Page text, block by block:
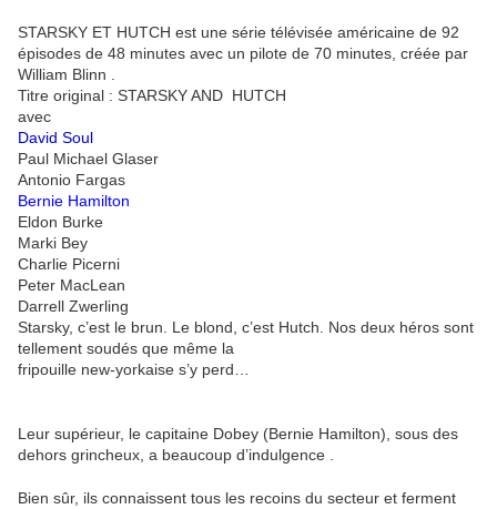
STARSKY ET HUTCH est une série télévisée américaine de 92
épisodes de 48 minutes avec un pilote de 70 minutes, créée par
William Blinn .
Titre original : STARSKY AND HUTCH
avec
David Soul
Paul Michael Glaser
Antonio Fargas
Bernie Hamilton
Eldon Burke
Marki Bey
Charlie Picerni
Peter MacLean
Darrell Zwerling
Starsky, c’est le brun. Le blond, c’est Hutch. Nos deux héros sont
tellement soudés que même la
fripouille new-yorkaise s’y perd…
Leur supérieur, le capitaine Dobey (Bernie Hamilton), sous des
dehors grincheux, a beaucoup d’indulgence .
Bien sûr, ils connaissent tous les recoins du secteur et ferment